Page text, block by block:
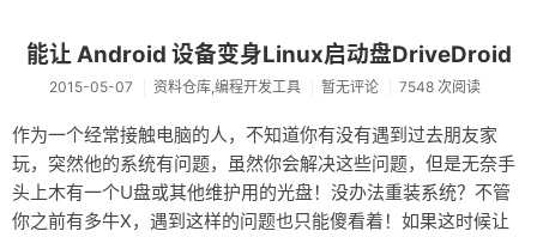
手机
前端
个人博客
资料仓库
能让 Android 设备变身Linux启动盘DriveDroid
2015-05-07 资料仓库,编程开发工具 暂无评论 7548 次阅读
作为一个经常接触电脑的人，不知道你有没有遇到过去朋友家
玩，突然他的系统有问题，虽然你会解决这些问题，但是无奈手
头上木有一个U盘或其他维护用的光盘！没办法重装系统？不管
你之前有多牛X，遇到这样的问题也只能傻看着！如果这时候让